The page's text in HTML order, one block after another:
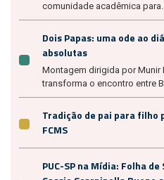
comunidade acadêmica
Dois Papas: uma ode ao
absolutas
Montagem dirigida por Munir
transforma o encontro entre
Tradição de pai para filho
FCMS
PUC-SP na Mídia: Folha